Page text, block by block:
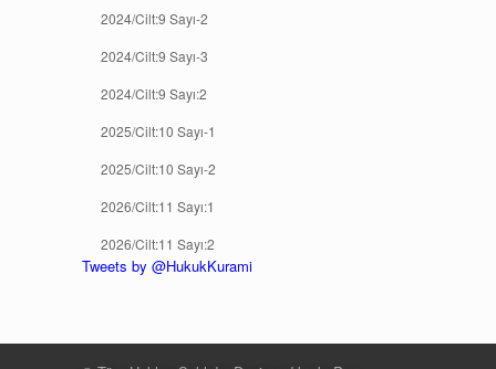
2024/Cilt:9 Sayı-2
2024/Cilt:9 Sayı-3
2024/Cilt:9 Sayı:2
2025/Cilt:10 Sayı-1
2025/Cilt:10 Sayı-2
2026/Cilt:11 Sayı:1
2026/Cilt:11 Sayı:2
Tweets by @HukukKurami